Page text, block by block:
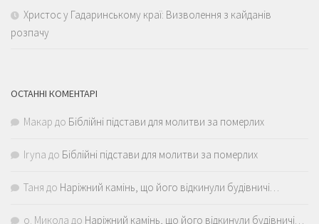
Христос у Гадаринському краї: Визволення з кайданів
розпачу
ОСТАННІ КОМЕНТАРІ
Макар до Біблійні підстави для молитви за померлих
Iryna до Біблійні підстави для молитви за померлих
Таня до Наріжний камінь, що його відкинули будівничі…
о. Микола до Наріжний камінь, що його відкинули будівничі…